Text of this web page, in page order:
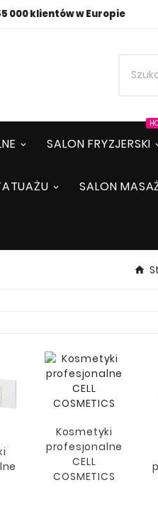
000 klientów w Europie
SALON FRYZJERSKI
SALON
Kosmetyki
profesjonalne
CELL
COSMETICS